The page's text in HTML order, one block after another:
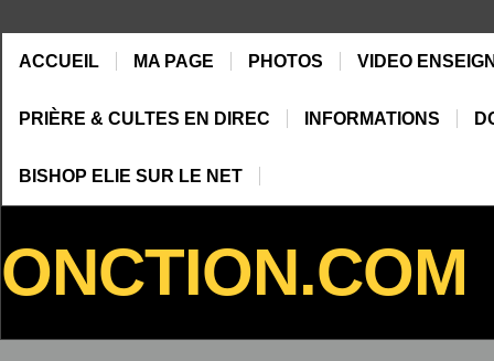
ACCUEIL MA PAGE PHOTOS VIDEO
PRIÈRE & CULTES EN DIREC INFORMATIONS
BISHOP ELIE SUR LE NET
ONCTION.COM